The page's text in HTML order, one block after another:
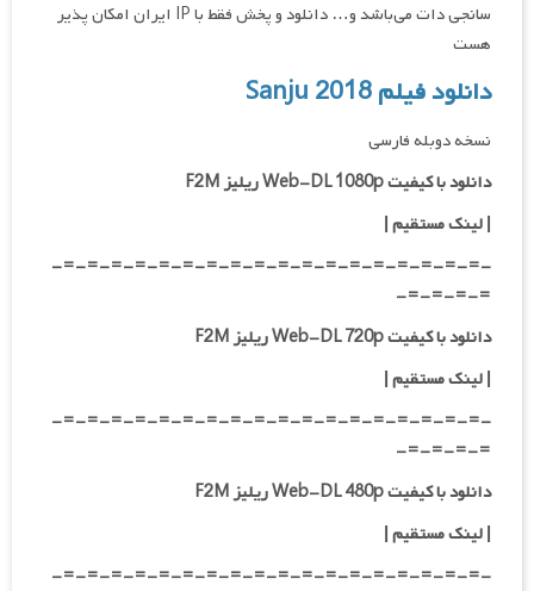
سانجی دات می‌باشد و… دانلود و پخش فقط با IP ایران امکان پذیر
هست
دانلود فیلم Sanju 2018
نسخه دوبله فارسی
دانلود با کیفیت Web-DL 1080p ریلیز F2M
|لینک مستقیم|
-=-=-=-=-=-=-=-=-=-=-=-=-=-=-=-=-=-=-
=-=-=-=-
دانلود با کیفیت Web-DL 720p ریلیز F2M
|لینک مستقیم|
-=-=-=-=-=-=-=-=-=-=-=-=-=-=-=-=-=-=-
=-=-=-=-
دانلود با کیفیت Web-DL 480p ریلیز F2M
|لینک مستقیم|
-=-=-=-=-=-=-=-=-=-=-=-=-=-=-=-=-=-=-